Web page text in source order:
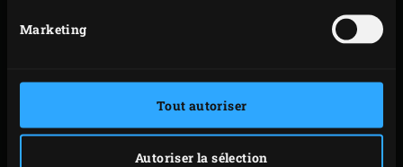
Marketing
Tout autoriser
Autoriser la sélection
toutes les demi-heures les légumes avec l’huile
aromatique chaude contenue dans la sauteuse.
convenance avec le sel de mer.